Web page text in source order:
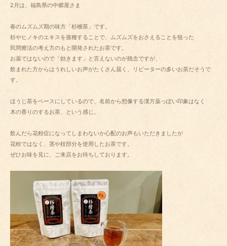
2月は、福島県の中郷屋さま
春のムズムズ期の味方「杉檜茶」です。
杉やヒノキのエキスを接種することで、ムズムズをおさえることを狙った
民間療法の考え方のもと開発されたお茶です。
お薬ではないので「効きます」と言えないのが残念ですが、
飲まれた方からはうれしいお声がたくさん届く、リピーターの多いお茶だそうで
す。
ほうじ茶をベースにしているので、名前から想像する漢方薬っぽい印象はなく
木の香りのするお茶、という感じ。
飲んだら花粉症になってしまわないか心配のお声もいただきましたが
花粉ではなく、茎や枝部分を使用したお茶です。
ぜひお味を見に、ご来店をお待ちしております。